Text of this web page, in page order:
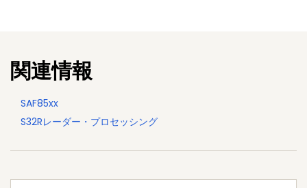
関連情報
SAF85xx
S32Rレーダー・プロセッシング